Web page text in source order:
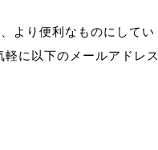
より便利なものにしてい
に以下のメールアドレス